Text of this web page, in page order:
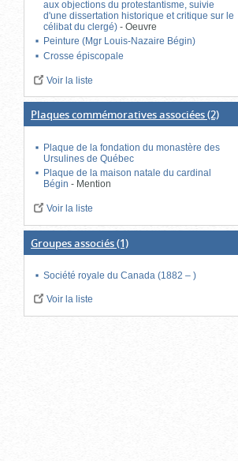
aux objections du protestantisme, suivie
d'une dissertation historique et critique sur le
célibat du clergé)-Oeuvre
Peinture (Mgr Louis-Nazaire Bégin)
Crosse épiscopale
Voir la liste
Plaques commémoratives associées(2)
Plaque de la fondation du monastère des
Ursulines de Québec
Plaque de la maison natale du cardinal
Bégin- Mention
Voir la liste
Groupes associés(1)
Société royale du Canada (1882 – )
Voir la liste